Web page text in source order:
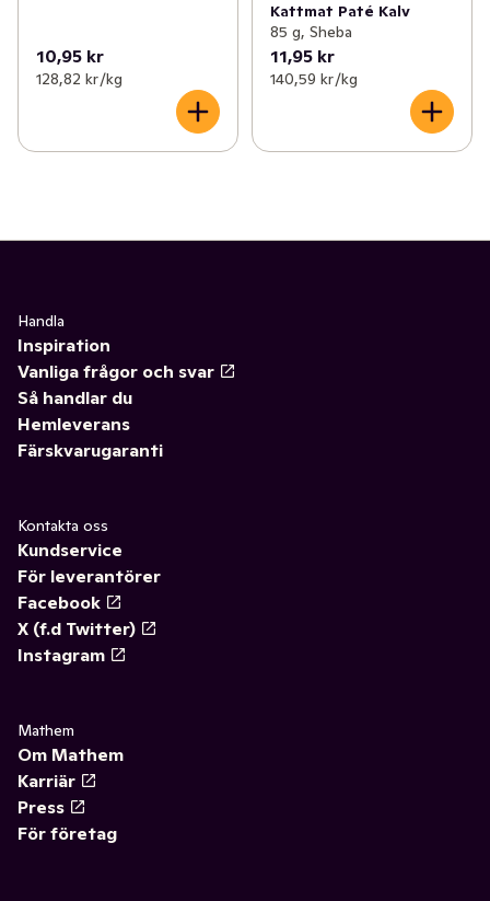
10,95 kr
128,82 kr /kg
Kattmat Paté Kalv
85 g, Sheba
11,95 kr
140,59 kr /kg
Handla
Inspiration
Vanliga frågor och svar
Så handlar du
Hemleverans
Färskvarugaranti
Kontakta oss
Kundservice
För leverantörer
Facebook
X (f.d Twitter)
Instagram
Mathem
Om Mathem
Karriär
Press
För företag